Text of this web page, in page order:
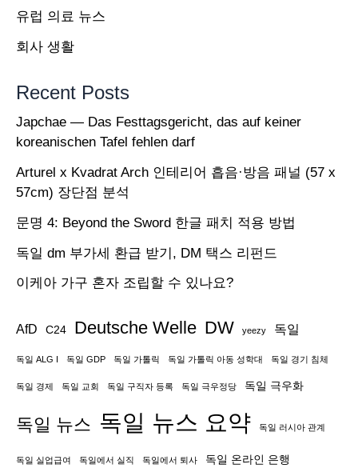
제
에
상
징
후
가
없
다
고
밝
독
기
유럽 의료 뉴스
회사 생활
Recent Posts
Japchae — Das Festtagsgericht, das auf keiner
koreanischen Tafel fehlen darf
Arturel x Kvadrat Arch 인테리어 흡음·방음 패널 (57 x
57cm) 장단점 분석
문명 4: Beyond the Sword 한글 패치 적용 방법
독일 dm 부가세 환급 받기, DM 택스 리펀드
이케아 가구 혼자 조립할 수 있나요?
AfD C24 Deutsche Welle DW yeezy 독일
독일 ALG I 독일 GDP 독일 가톨릭 독일 가톨릭 아동 성학대 독일 경기 침체
독일 경제 독일 교회 독일 구직자 등록 독일 극우정당 독일 극우화
독일 뉴스 독일 뉴스 요약 독일 러시아 관계
독일 실업급여 독일에서 실직 독일에서 퇴사 독일 온라인 은행